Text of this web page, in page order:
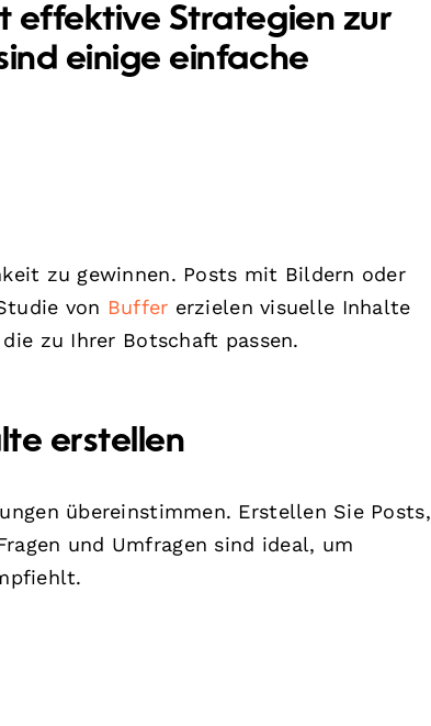
effektive Strategien zur
einige einfache
zu gewinnen. Posts mit Bildern oder
von Buffer erzielen visuelle Inhalte
zu Ihrer Botschaft passen.
erstellen
übereinstimmen. Erstellen Sie Posts,
und Umfragen sind ideal, um